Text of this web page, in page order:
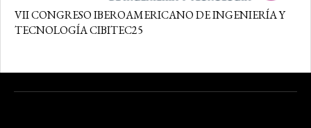
VII CONGRESO IBEROAMERICANO DE INGENIERÍA Y
TECNOLOGÍA CIBITEC25